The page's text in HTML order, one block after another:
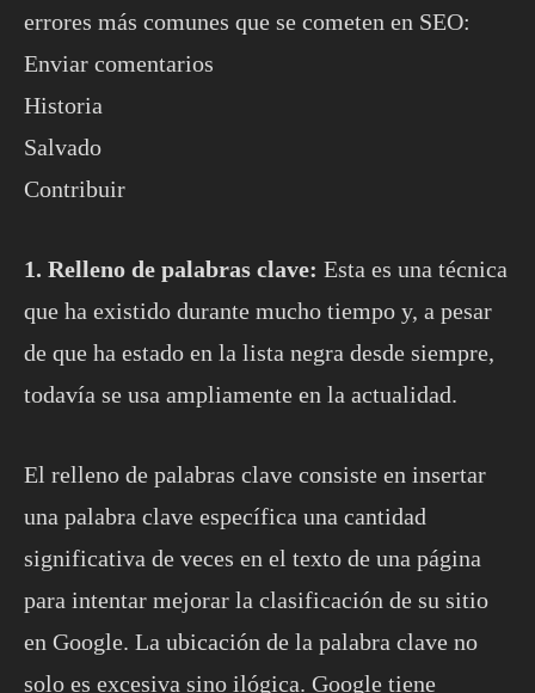
errores más comunes que se cometen en SEO:
Enviar comentarios
Historia
Salvado
Contribuir
1. Relleno de palabras clave: Esta es una técnica
que ha existido durante mucho tiempo y, a pesar
de que ha estado en la lista negra desde siempre,
todavía se usa ampliamente en la actualidad.
El relleno de palabras clave consiste en insertar
una palabra clave específica una cantidad
significativa de veces en el texto de una página
para intentar mejorar la clasificación de su sitio
en Google. La ubicación de la palabra clave no
solo es excesiva sino ilógica. Google tiene